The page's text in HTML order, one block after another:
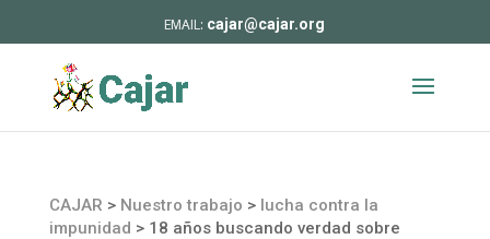
cajar@cajar.org
CAJAR > Nuestro trabajo > lucha contra la
impunidad > 18 años buscando verdad sobre